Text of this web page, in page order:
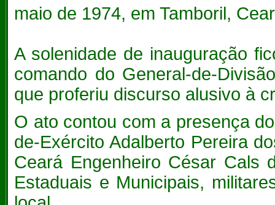
maio de 1974, em Tamboril,
A solenidade de inauguração
comando do General-de-
que proferiu discurso alusivo à
O ato contou com a presença
de-Exército Adalberto Pereira
Ceará Engenheiro César Cals
Estaduais e Municipais,